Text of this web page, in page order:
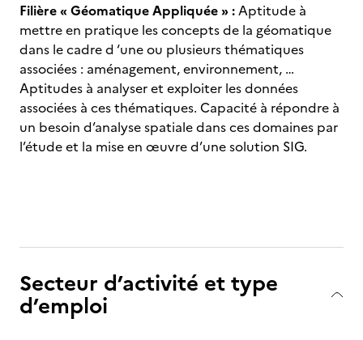
Filière « Géomatique Appliquée » :Aptitude à
mettre en pratique les concepts de la géomatique
dans le cadre d ‘une ou plusieurs thématiques
associées : aménagement, environnement, …
Aptitudes à analyser et exploiter les données
associées à ces thématiques. Capacité à répondre à
un besoin d’analyse spatiale dans ces domaines par
l’étude et la mise en œuvre d’une solution SIG.
Secteur d’activité et type
d’emploi